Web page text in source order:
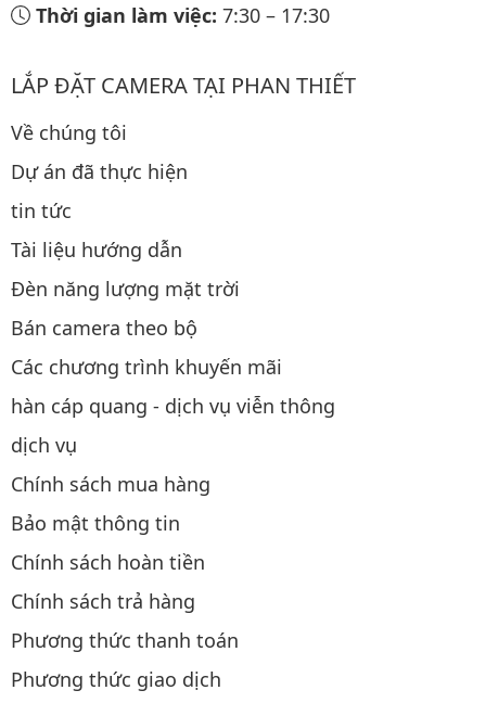
Thời gian làm việc: 7:30 – 17:30
LẮP ĐẶT CAMERA TẠI PHAN THIẾT
Về chúng tôi
Dự án đã thực hiện
tin tức
Tài liệu hướng dẫn
Đèn năng lượng mặt trời
Bán camera theo bộ
Các chương trình khuyến mãi
hàn cáp quang - dịch vụ viễn thông
dịch vụ
Chính sách mua hàng
Bảo mật thông tin
Chính sách hoàn tiền
Chính sách trả hàng
Phương thức thanh toán
Phương thức giao dịch